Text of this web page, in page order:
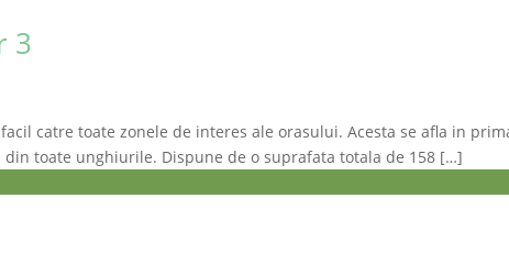
3
catre toate zonele de interes ale orasului. Acesta se afla in
toate unghiurile. Dispune de o suprafata totala de 158 […]